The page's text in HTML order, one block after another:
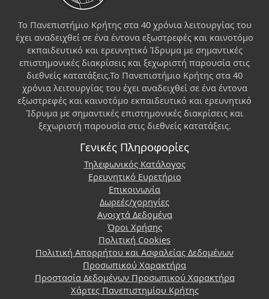
Το Πανεπιστήμιο Κρήτης στα 40 χρόνια λειτουργίας του
έχει αναδειχθεί σε ένα έντονα εξωστρεφές και καινοτόμο
εκπαιδευτικό και ερευνητικό Ίδρυμα με σημαντικές
επιστημονικές διακρίσεις και ξεχωριστή παρουσία στις
διεθνείς κατατάξεις.Το Πανεπιστήμιο Κρήτης στα 40
χρόνια λειτουργίας του έχει αναδειχθεί σε ένα έντονα
εξωστρεφές και καινοτόμο εκπαιδευτικό και ερευνητικό
Ίδρυμα με σημαντικές επιστημονικές διακρίσεις και
ξεχωριστή παρουσία στις διεθνείς κατατάξεις.
Γενικές Πληροφορίες
Τηλεφωνικός Κατάλογος
Ερευνητικό Ευρετήριο
Επικοινωνία
Δωρεές/χορηγίες
Ανοιχτά Δεδομένα
Όροι Χρήσης
Πολιτική Cookies
Πολιτική Απορρήτου και Ασφαλείας Δεδομένων
Προσωπικού Χαρακτήρα
Προστασία Δεδομένων Προσωπικού Χαρακτήρα
Χάρτες Πανεπιστημίου Κρήτης